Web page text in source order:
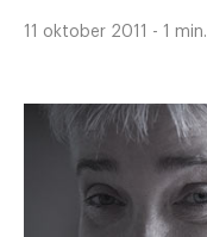
11 oktober 2011 - 1 min.